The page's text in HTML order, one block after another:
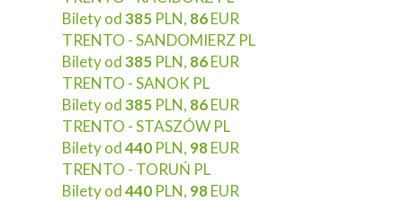
Bilety od385 PLN, 86EUR
TRENTO - SANDOMIERZ PL
Bilety od385 PLN, 86EUR
TRENTO - SANOK PL
Bilety od385 PLN, 86EUR
TRENTO - STASZÓW PL
Bilety od440 PLN, 98EUR
TRENTO - TORUŃ PL
Bilety od440 PLN, 98EUR